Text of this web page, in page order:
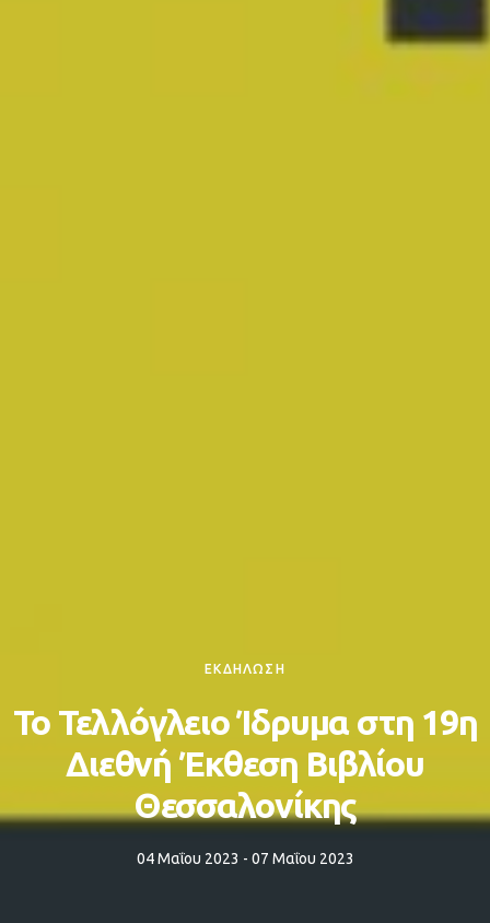
ΕΚΔΗΛΩΣΗ
Το Τελλόγλειο Ίδρυμα στη 19η
Διεθνή Έκθεση Βιβλίου
Θεσσαλονίκης
04 Μαΐου 2023 - 07 Μαΐου 2023